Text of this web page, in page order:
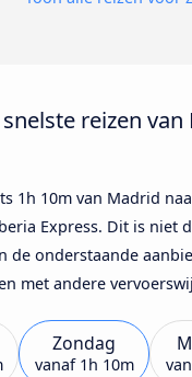
reizen
1h 10m van Madrid
Express. Dit is niet
de onderstaande
met andere
Zondag
vanaf 1h 10m